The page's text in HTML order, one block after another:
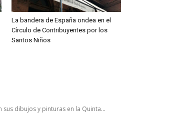
La bandera de España ondea en el
Círculo de Contribuyentes por los
Santos Niños